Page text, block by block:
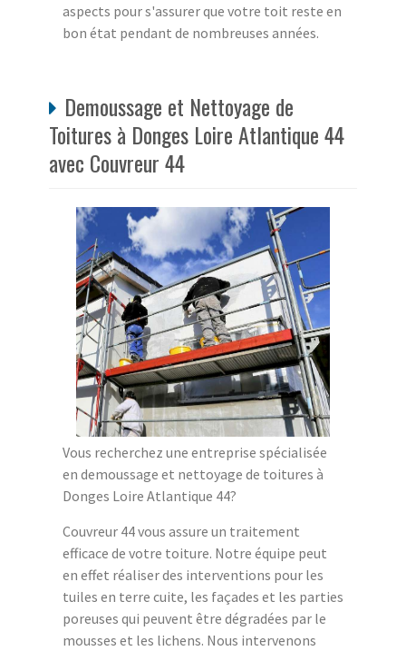
aspects pour s'assurer que votre toit reste en
bon état pendant de nombreuses années.
Demoussage et Nettoyage de
Toitures à Donges Loire Atlantique 44
avec Couvreur 44
Vous recherchez une entreprise spécialisée
en demoussage et nettoyage de toitures à
Donges Loire Atlantique 44?
Couvreur 44 vous assure un traitement
efficace de votre toiture. Notre équipe peut
en effet réaliser des interventions pour les
tuiles en terre cuite, les façades et les parties
poreuses qui peuvent être dégradées par le
mousses et les lichens. Nous intervenons